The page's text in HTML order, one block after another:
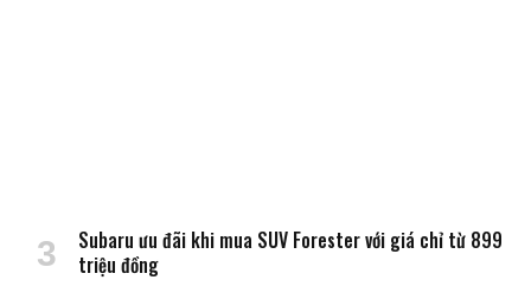
Subaru ưu đãi khi mua SUV Forester với giá chỉ từ 899
triệu đồng